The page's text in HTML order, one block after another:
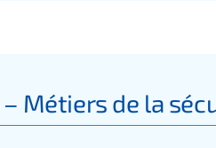
– Métiers de la